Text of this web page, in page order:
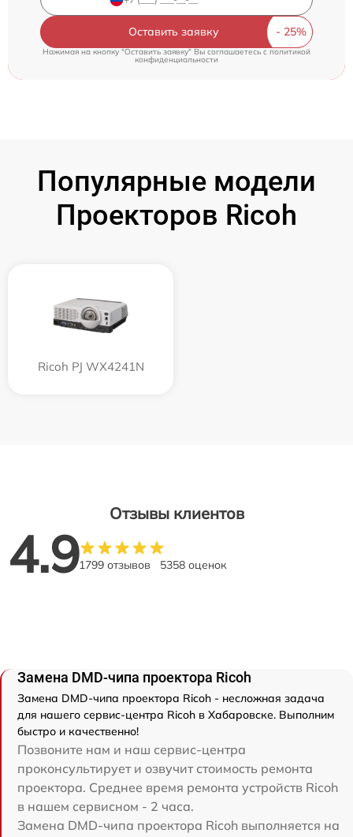
Оставить заявку
Нажимая на кнопку "Оставить заявку" Вы соглашаетесь c политикой
конфиденциальности
Популярные модели
Проекторов Ricoh
Ricoh PJ WX4241N
Отзывы клиентов
4.91799 отзывов 5358 оценок
Замена DMD-чипа проектора Ricoh
Замена DMD-чипа проектора Ricoh - несложная задача
для нашего сервис-центра Ricoh в Хабаровске. Выполним
быстро и качественно!
Позвоните нам и наш сервис-центра
проконсультирует и озвучит стоимость ремонта
проектора. Среднее время ремонта устройств Ricoh
в нашем сервисном - 2 часа.
Замена DMD-чипа проектора Ricoh выполняется на